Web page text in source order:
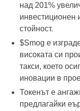
над 201%
инвестиционен
стойност.
$Smog е
високата си
такси, което
иновации в
Токенът е
предлагайки